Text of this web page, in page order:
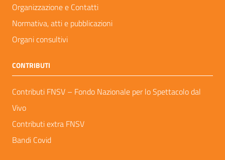
Organizzazione e Contatti
Normativa, atti e pubblicazioni
Organi consultivi
CONTRIBUTI
Contributi FNSV – Fondo Nazionale per lo Spettacolo dal
Vivo
Contributi extra FNSV
Bandi Covid